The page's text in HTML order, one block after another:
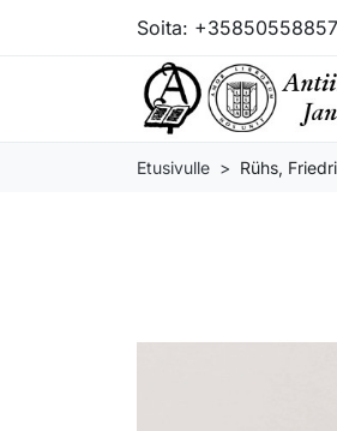
Soita:
Etusivulle Rühs,